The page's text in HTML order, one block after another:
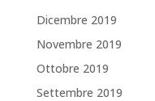
Dicembre 2019
Novembre 2019
Ottobre 2019
Settembre 2019